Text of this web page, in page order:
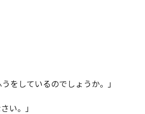
しているのでしょうか。」
い。」